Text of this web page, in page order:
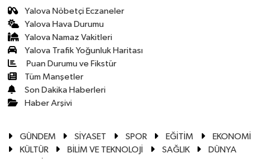
Yalova Nöbetçi Eczaneler
Yalova Hava Durumu
Yalova Namaz Vakitleri
Yalova Trafik Yoğunluk Haritası
Puan Durumu ve Fikstür
Tüm Manşetler
Son Dakika Haberleri
Haber Arşivi
GÜNDEM SİYASET SPOR EĞİTİM
EKONOMİ
KÜLTÜR
BİLİM VE TEKNOLOJİ SAĞLIK
DÜNYA